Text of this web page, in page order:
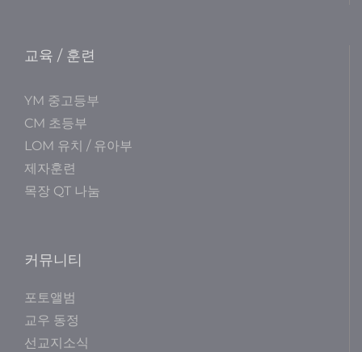
교육 / 훈련
YM 중고등부
CM 초등부
LOM 유치 / 유아부
제자훈련
목장 QT 나눔
커뮤니티
포토앨범
교우 동정
선교지소식